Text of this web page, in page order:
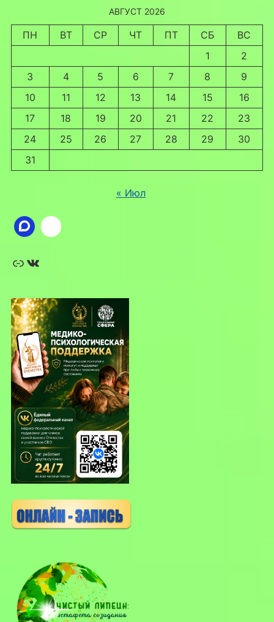
АВГУСТ 2026
ПН ВТ СР ЧТ ПТ СБ
ВС
1
2
3
4 5 6 7 8
9
10
11 12 13 14 15
16
17
18 19 20 21 22
23
24
25 26 27 28 29
30
31
« Июл